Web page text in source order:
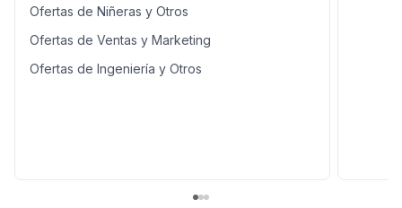
contratación: Tiempo completo
Nivel de experiencia: De uno a
tres años Vehículo: Requerido
País: Nicaragua Departamento:
Ofertas de Niñeras y Otros
Ofertas de Ventas y Marketing
Ofertas de Ingeniería y Otros